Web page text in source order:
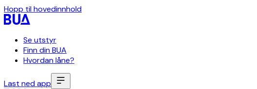
Hopp til hovedinnhold
Se utstyr
Finn din BUA
Hvordan låne?
Last ned app